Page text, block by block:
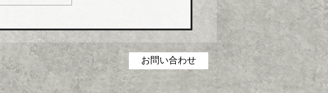
一部製品について価格改定（値
製造の合理化・コストダウン・
経費低減に取り組んできたが、
昨今の原材料・エネルギーコス
トの高騰を吸収することができ
お問い合わせ